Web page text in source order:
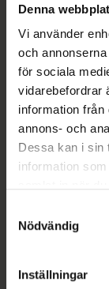
Denna
Vi använder
och
för sociala
vidarebefordrar
information från
annons- och
Dessa kan i sin
information
återkalla ditt
lagligheten av
Nödvändig
Inställningar
Aktuella
Beskrivning
EAN:
Kronans Apotek
syd till Lappland